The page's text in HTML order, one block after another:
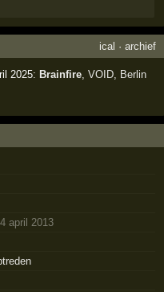
ical · archief
2025:Brainfire ,VOID Berlin
april 2013